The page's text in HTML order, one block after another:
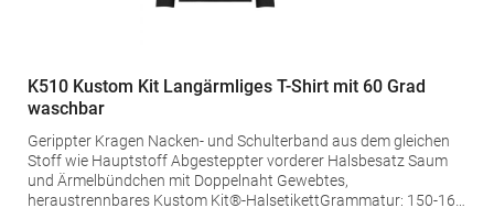
K510 Kustom Kit Langärmliges T-Shirt mit 60 Grad
waschbar
Gerippter Kragen Nacken- und Schulterband aus dem gleichen
Stoff wie Hauptstoff Abgesteppter vorderer Halsbesatz Saum
und Ärmelbündchen mit Doppelnaht Gewebtes,
heraustrennbares Kustom Kit®-HalsetikettGrammatur: 150-169